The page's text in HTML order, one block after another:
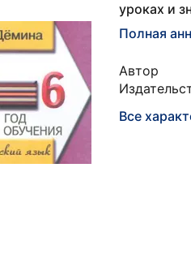
уроках и
Полная
Автор
Все